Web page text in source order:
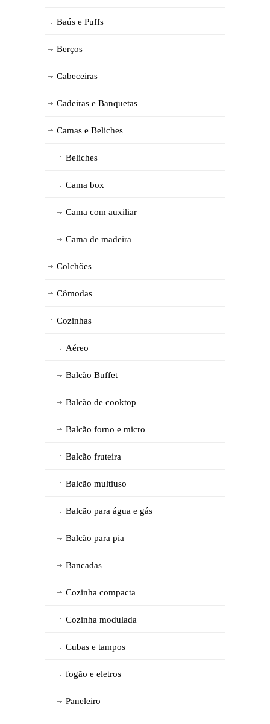
Baús e Puffs
Berços
Cabeceiras
Cadeiras e Banquetas
Camas e Beliches
Beliches
Cama box
Cama com auxiliar
Cama de madeira
Colchões
Cômodas
Cozinhas
Aéreo
Balcão Buffet
Balcão de cooktop
Balcão forno e micro
Balcão fruteira
Balcão multiuso
Balcão para água e gás
Balcão para pia
Bancadas
Cozinha compacta
Cozinha modulada
Cubas e tampos
fogão e eletros
Paneleiro